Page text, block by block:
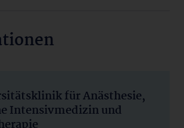
für Anästhesie,
Intensivmedizin und